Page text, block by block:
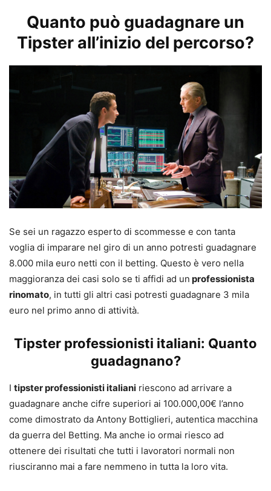
Quanto può guadagnare un
Tipster all’inizio del percorso?
Se sei un ragazzo esperto di scommesse e con tanta
voglia di imparare nel giro di un anno potresti guadagnare
8.000 mila euro netti con il betting. Questo è vero nella
maggioranza dei casi solo se ti affidi ad un professionista
rinomato, in tutti gli altri casi potresti guadagnare 3 mila
euro nel primo anno di attività.
Tipster professionisti italiani: Quanto
guadagnano?
I tipster professionisti italiani riescono ad arrivare a
guadagnare anche cifre superiori ai 100.000,00€ l’anno
come dimostrato da Antony Bottiglieri, autentica macchina
da guerra del Betting. Ma anche io ormai riesco ad
ottenere dei risultati che tutti i lavoratori normali non
riusciranno mai a fare nemmeno in tutta la loro vita.